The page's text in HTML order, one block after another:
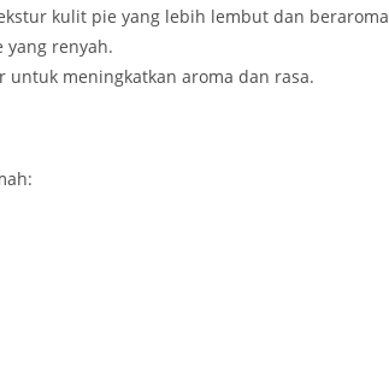
kulit pie yang lebih lembut dan
renyah.
untuk meningkatkan aroma dan rasa.